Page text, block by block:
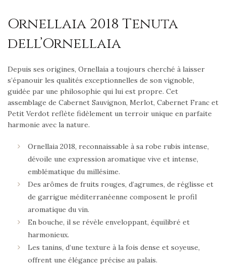
Ornellaia 2018 Tenuta
dell’Ornellaia
Depuis ses origines, Ornellaia a toujours cherché à laisser
s’épanouir les qualités exceptionnelles de son vignoble,
guidée par une philosophie qui lui est propre. Cet
assemblage de Cabernet Sauvignon, Merlot, Cabernet Franc et
Petit Verdot reflète fidèlement un terroir unique en parfaite
harmonie avec la nature.
Ornellaia 2018, reconnaissable à sa robe rubis intense,
dévoile une expression aromatique vive et intense,
emblématique du millésime.
Des arômes de fruits rouges, d’agrumes, de réglisse et
de garrigue méditerranéenne composent le profil
aromatique du vin.
En bouche, il se révèle enveloppant, équilibré et
harmonieux.
Les tanins, d’une texture à la fois dense et soyeuse,
offrent une élégance précise au palais.